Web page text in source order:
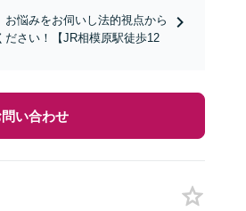
悩みをお伺いし法的視点から
さい！【JR相模原駅徒歩12
い合わせ